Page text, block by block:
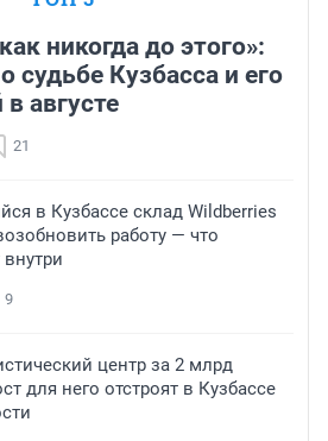
никогда до этого»:
судьбе Кузбасса и его
августе
21
в Кузбассе склад Wildberries
работу — что
9
центр за 2 млрд
для него отстроят в Кузбассе